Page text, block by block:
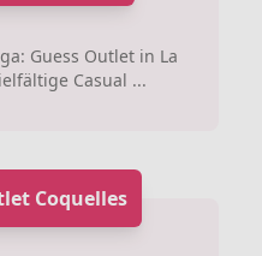
Guess Outlet in La
Casual ...
Coquelles